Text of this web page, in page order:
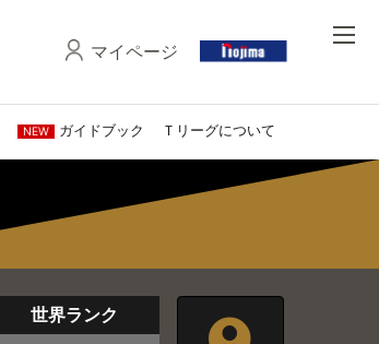
マイページ
NEW ガイドブック Ｔリーグについて
世界ランク